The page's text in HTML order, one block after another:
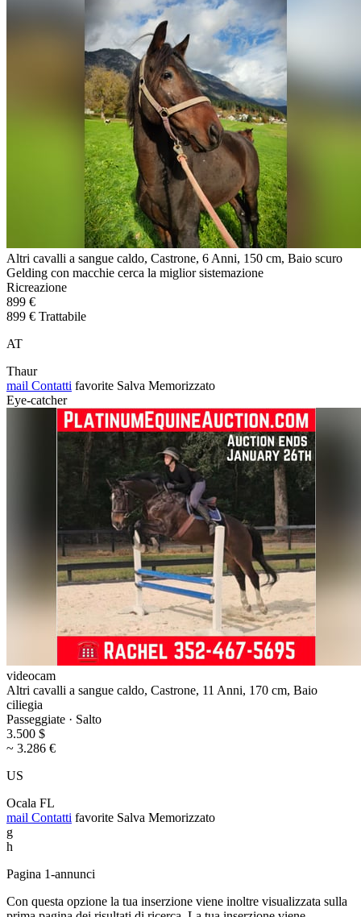
Altri cavalli a sangue caldo, Castrone, 6 Anni, 150 cm, Baio scuro
Gelding con macchie cerca la miglior sistemazione
Ricreazione
899 €
899 € Trattabile
AT
Thaur
mail Contatti favorite Salva Memorizzato
Eye-catcher
videocam
Altri cavalli a sangue caldo, Castrone, 11 Anni, 170 cm, Baio
ciliegia
Passeggiate · Salto
3.500 $
~ 3.286 €
US
Ocala FL
mail Contatti favorite Salva Memorizzato
g
h
Pagina 1-annunci
Con questa opzione la tua inserzione viene inoltre visualizzata sulla